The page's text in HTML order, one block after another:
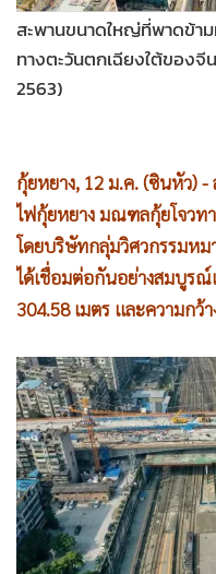
• ต่างประเทศ
Special Scoop
• เศรษฐกิจ-ธุรกิจ
• อาชญากรรม
• Motoring
• เกม
• วิทยาศาสตร์
• SMEs
• หุ้น
• อินโดจีน
• กองทุนรวม
• Celeb Online
• Factcheck
• ญี่ปุ่น
•
News1
สะพานขนาดใหญ่ที่พาดข้า
ทางตะวันตกเฉียงใต้ของจี
2563)
กุ้ยหยาง, 12 ม.ค. (ซินหัว)
ไฟกุ้ยหยาง มณฑลกุ้ยโจวท
โดยบริษัทกลุ่มวิศวกรรมหม
ได้เชื่อมต่อกันอย่างสมบูรณ์
304.58 เมตร และความกว้า